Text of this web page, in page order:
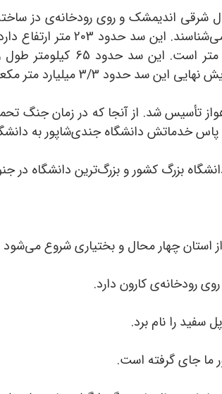
23 کیلومتری شمال شرقی اندیمشک و روی رودخانه‌ی دز
شد. منطقه سدّ دز را با عنوان «شیهون» می‌شناسند. این سد حدود 203 متر
ارتفاع این سد از سطح دریا حدود 345 متر است. این سد حدود 65
شهید چمران در سال 1334 در اهواز تأسیس شد. از
خدماتش دانشگاه جندی‌شاپور به
بزرگ کشور و بزرگ‌ترین دانشگاه
رودخانه‌ی کارون دارد.
سفید را نام برد.
ما جای گرفته است.